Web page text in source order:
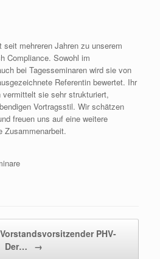
seit mehreren Jahren zu unserem
Compliance. Sowohl im
bei Tagesseminaren wird sie von
Referentin bewertet. Ihr
sie sehr strukturiert,
Vortragsstil. Wir schätzen
freuen uns auf eine weitere
Zusammenarbeit.
PHV-
Der…
→